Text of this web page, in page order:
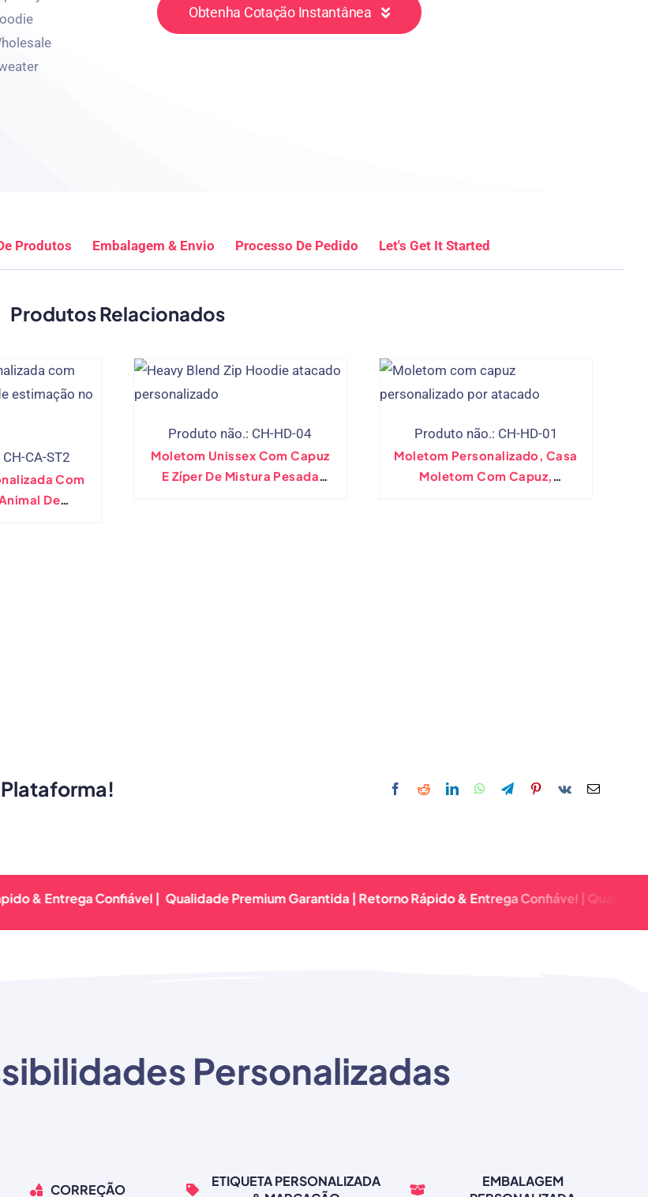
Obtenha Cotação Instantânea
Produtos Embalagem & Envio Processo De Pedido Let's Get It Started
Produtos Relacionados
CA-ST2
Com
De
Produto não.: CH-HD-04
Moletom Unissex Com Capuz
E Zíper De Mistura Pesada
Produto não.: CH-HD-01
Moletom Personalizado, Casa
Moletom Com Capuz,
Confiável | Qualidade Premium Garantida | Retorno Rápido & Entrega Confiável | Qualidade
Personalizadas
CORREÇÃO
ETIQUETA PERSONALIZADA
EMBALAGEM